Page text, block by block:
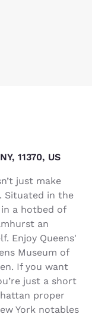
11370, US
just make
Situated in the
a hotbed of
an
Enjoy Queens'
Museum of
If you want
just a short
proper
York notables